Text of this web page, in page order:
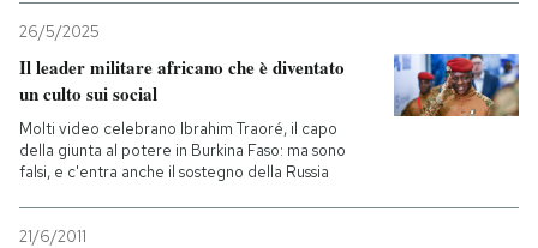
26/5/2025
Il leader militare africano che è diventato
un culto sui social
Molti video celebrano Ibrahim Traoré, il capo
della giunta al potere in Burkina Faso: ma sono
falsi, e c'entra anche il sostegno della Russia
21/6/2011